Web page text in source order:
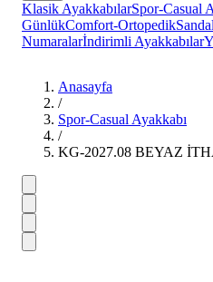
Klasik AyakkabılarSpor-Casual
GünlükComfort-Ortopedik
Numaralarİndirimli Ayakkabılar
Anasayfa
/
Spor-Casual Ayakkabı
/
KG-2027.08 BEYAZ